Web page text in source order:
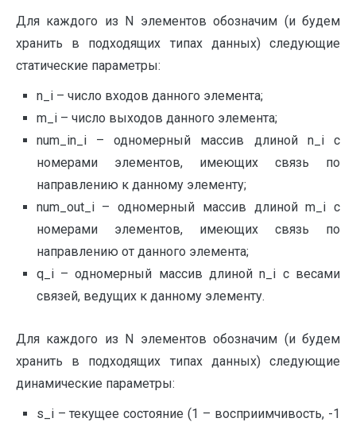
Для каждого из N элементов обозначим (и будем
хранить в подходящих типах данных) следующие
статические параметры:
n_i – число входов данного элемента;
m_i – число выходов данного элемента;
num_in_i – одномерный массив длиной n_i с
номерами элементов, имеющих связь по
направлению к данному элементу;
num_out_i – одномерный массив длиной m_i с
номерами элементов, имеющих связь по
направлению от данного элемента;
q_i – одномерный массив длиной n_i с весами
связей, ведущих к данному элементу.
Для каждого из N элементов обозначим (и будем
хранить в подходящих типах данных) следующие
динамические параметры:
s_i – текущее состояние (1 – восприимчивость, -1